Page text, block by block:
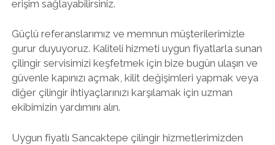
erişim sağlayabilirsiniz.
Güçlü referanslarımız ve memnun müşterilerimizle
gurur duyuyoruz. Kaliteli hizmeti uygun fiyatlarla sunan
çilingir servisimizi keşfetmek için bize bugün ulaşın ve
güvenle kapınızı açmak, kilit değişimleri yapmak veya
diğer çilingir ihtiyaçlarınızı karşılamak için uzman
ekibimizin yardımını alın.
Uygun fiyatlı Sancaktepe çilingir hizmetlerimizden